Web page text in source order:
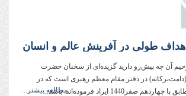
طولی در آفرینش عالم و انسان
آن چه پیش‌رو دارید گزیده‌ای از سخنان حضرت
(دامت‌بركاته) در دفتر مقام معظم رهبری است كه در
مطالعه بیشتر...